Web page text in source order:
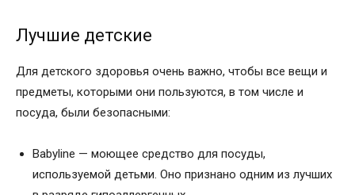
Лучшие детские
Для детского здоровья очень важно, чтобы все вещи и
предметы, которыми они пользуются, в том числе и
посуда, были безопасными:
Babyline — моющее средство для посуды,
используемой детьми. Оно признано одним из лучших